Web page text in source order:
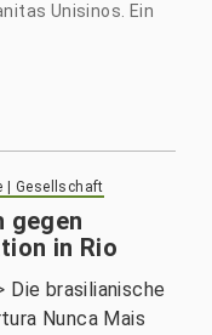
Unisinos. Ein
| Gesellschaft
gegen
in Rio
Die brasilianische
Nunca Mais